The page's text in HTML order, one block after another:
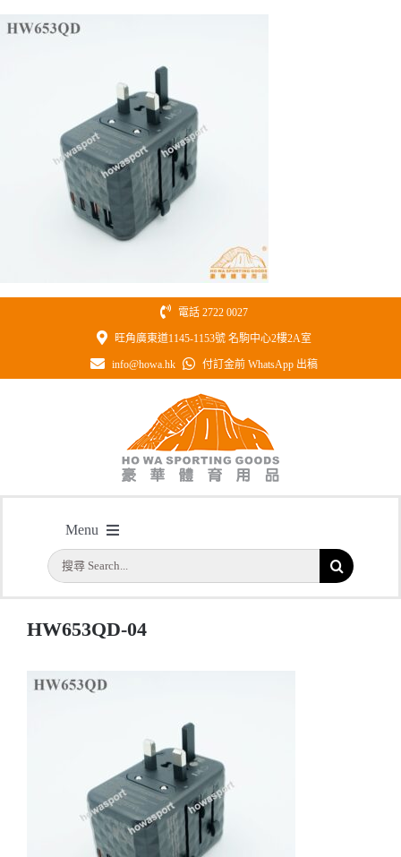
to
電話 2722 0027
旺角廣東道1145-1153號 名駒中心2樓2A室
info@howa.hk 付訂金前 WhatsApp 出稿
Menu
首頁
公司簡介
水晶獎座
金箔畫
搜
索
果：
主頁 / HW653QD 65W全球旅行萬用插頭 轉換插頭 旅行插頭
HW653QD-04